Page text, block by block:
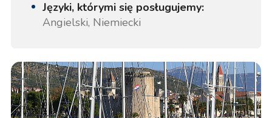
Języki, którymi się posługujemy:
Angielski, Niemiecki